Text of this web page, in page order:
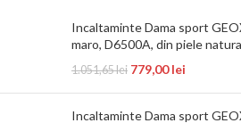
Incaltaminte Dama sport
maro, D6500A, din piele
1.051,65lei 779,00lei
Incaltaminte Dama sport